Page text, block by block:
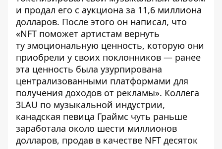
и продал его с аукциона за 11,6 миллиона
долларов. После этого он написал, что
«NFT поможет артистам вернуть
ту эмоциональную ценность, которую они
приобрели у своих поклонников — ранее
эта ценность была узурпирована
централизованными платформами для
получения доходов от рекламы». Коллега
3LAU по музыкальной индустрии,
канадская певица Граймс чуть раньше
заработала около шести миллионов
долларов, продав в качестве NFT десяток